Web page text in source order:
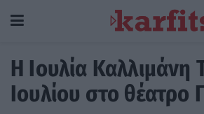
Η Ιουλία Καλλιμάνη
Ιουλίου στο θέατρο